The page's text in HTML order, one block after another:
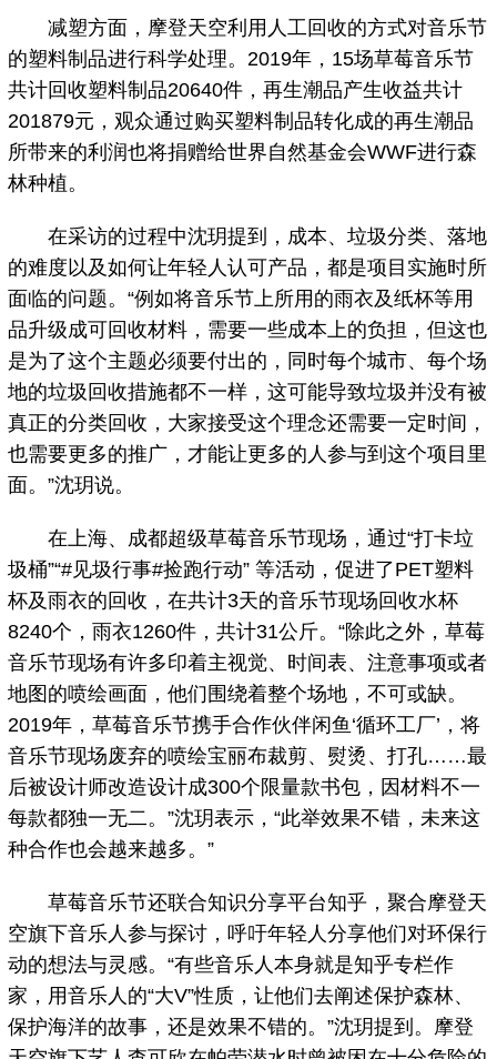
减塑方面，摩登天空利用人工回收的方式对音乐节
的塑料制品进行科学处理。2019年，15场草莓音乐节
共计回收塑料制品20640件，再生潮品产生收益共计
201879元，观众通过购买塑料制品转化成的再生潮品
所带来的利润也将捐赠给世界自然基金会WWF进行森
林种植。
在采访的过程中沈玥提到，成本、垃圾分类、落地
的难度以及如何让年轻人认可产品，都是项目实施时所
面临的问题。“例如将音乐节上所用的雨衣及纸杯等用
品升级成可回收材料，需要一些成本上的负担，但这也
是为了这个主题必须要付出的，同时每个城市、每个场
地的垃圾回收措施都不一样，这可能导致垃圾并没有被
真正的分类回收，大家接受这个理念还需要一定时间，
也需要更多的推广，才能让更多的人参与到这个项目里
面。”沈玥说。
在上海、成都超级草莓音乐节现场，通过“打卡垃
圾桶”“#见圾行事#捡跑行动” 等活动，促进了PET塑料
杯及雨衣的回收，在共计3天的音乐节现场回收水杯
8240个，雨衣1260件，共计31公斤。“除此之外，草莓
音乐节现场有许多印着主视觉、时间表、注意事项或者
地图的喷绘画面，他们围绕着整个场地，不可或缺。
2019年，草莓音乐节携手合作伙伴闲鱼‘循环工厂’，将
音乐节现场废弃的喷绘宝丽布裁剪、熨烫、打孔……最
后被设计师改造设计成300个限量款书包，因材料不一
每款都独一无二。”沈玥表示，“此举效果不错，未来这
种合作也会越来越多。”
草莓音乐节还联合知识分享平台知乎，聚合摩登天
空旗下音乐人参与探讨，呼吁年轻人分享他们对环保行
动的想法与灵感。“有些音乐人本身就是知乎专栏作
家，用音乐人的“大V”性质，让他们去阐述保护森林、
保护海洋的故事，还是效果不错的。”沈玥提到。摩登